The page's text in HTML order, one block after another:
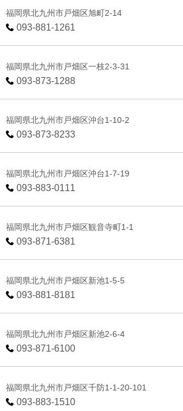
福岡県北九州市戸畑区旭町2-14
093-881-1261
福岡県北九州市戸畑区一枝2-3-31
093-873-1288
福岡県北九州市戸畑区沖台1-10-2
093-873-8233
福岡県北九州市戸畑区沖台1-7-19
093-883-0111
福岡県北九州市戸畑区観音寺町1-1
093-871-6381
福岡県北九州市戸畑区新池1-5-5
093-881-8181
福岡県北九州市戸畑区新池2-6-4
093-871-6100
福岡県北九州市戸畑区千防1-1-20-101
093-883-1510